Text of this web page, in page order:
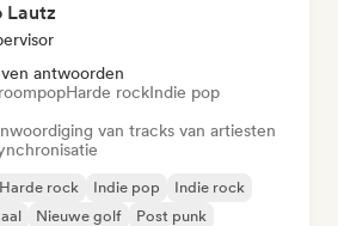
Lautz
antwoorden
Harde rockIndie pop
van tracks van artiesten
Harde rock Indie pop
Indie rock
Nieuwe golf
Post punk